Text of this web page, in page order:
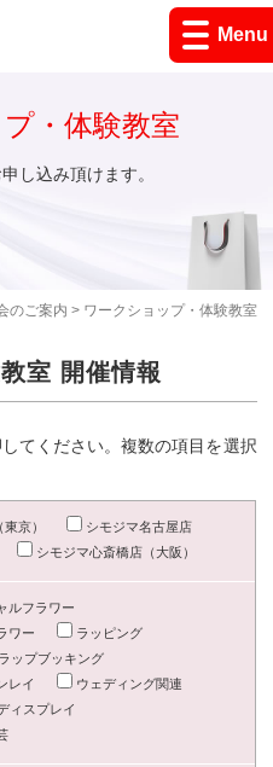
Menu
のご案内 > ワークショップ・体験教室
・体験教室
し込み頂けます。
室 開催情報
てください。複数の項目を選択
京）
シモジマ名古屋店
シモジマ心斎橋店（大阪）
ルフラワー
ワー
ラッピング
ップブッキング
レイ
ウェディング関連
ィスプレイ